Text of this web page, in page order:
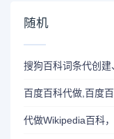
随机
搜狗百科词条代创
百度百科代做,百度
代做Wikipedia百科